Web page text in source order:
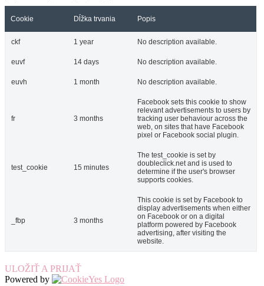
Cookie Dĺžka trvania Popis
ckf 1 year No description available.
euvf 14 days No description available.
euvh 1 month No description available.
fr 3 months
Facebook sets this cookie to show
relevant advertisements to users by
tracking user behaviour across the
web, on sites that have Facebook
pixel or Facebook social plugin.
test_cookie 15 minutes
The test_cookie is set by
doubleclick.net and is used to
determine if the user's browser
supports cookies.
_fbp 3 months
This cookie is set by Facebook to
display advertisements when either
on Facebook or on a digital
platform powered by Facebook
advertising, after visiting the
website.
ULOŽIŤ A PRIJAŤ
Powered by